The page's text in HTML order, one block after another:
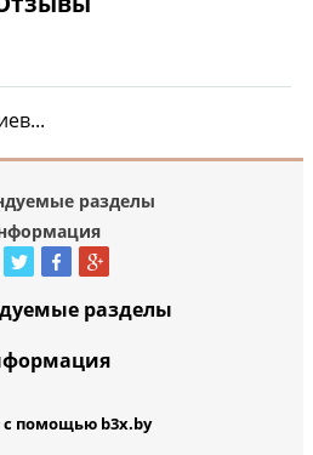
разделы
разделы
с помощью b3x.by